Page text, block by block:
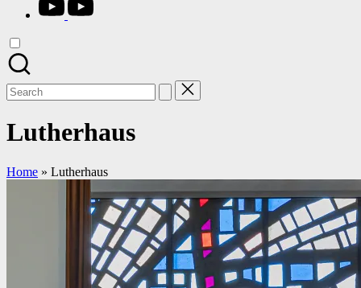
Search
for:
Lutherhaus
Home » Lutherhaus